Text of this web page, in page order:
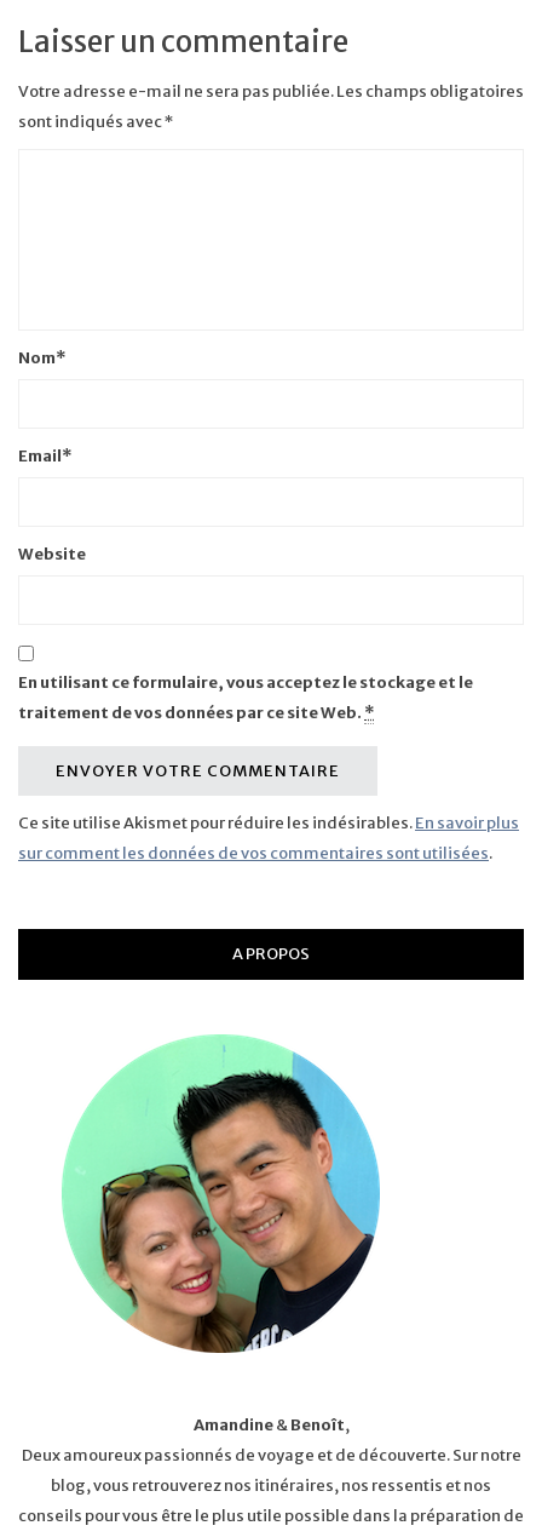
Laisser un commentaire
Votre adresse e-mail ne sera pas publiée.Les champs obligatoires
sont indiqués avec*
Nom*
Email*
Website
En utilisant ce formulaire, vous acceptez le stockage et le
traitement de vos données par ce site Web. *
Ce site utilise Akismet pour réduire les indésirables.En savoir plus
sur comment les données de vos commentaires sont utilisées.
A PROPOS
Amandine&Benoît,
Deux amoureux passionnés de voyage et de découverte. Sur notre
blog, vous retrouverez nos itinéraires, nos ressentis et nos
conseils pour vous être le plus utile possible dans la préparation de